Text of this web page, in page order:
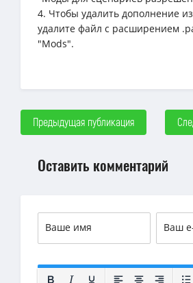
4. Чтобы удалить дополнение
удалите файл с расширением
"Mods".
Предыдущая публикация
Оставить комментарий